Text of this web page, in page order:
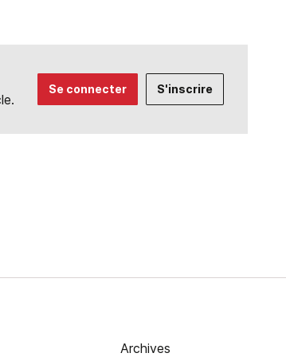
Se connecter S'inscrire
Archives